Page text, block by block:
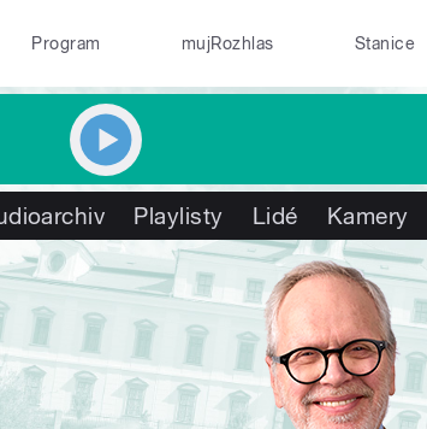
Program mujRozhlas Stanice
Playlisty Lidé Kamery